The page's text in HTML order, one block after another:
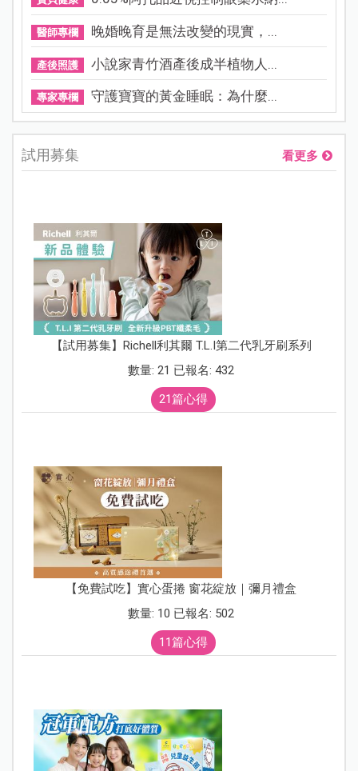
醫師專欄 晚婚晚育是無法改變的現實，...
產後照護 小說家青竹酒產後成半植物人...
專家專欄 守護寶寶的黃金睡眠：為什麼...
試用募集 看更多
【試用募集】Richell利其爾 T.L.I第二代乳牙刷系列
數量: 21 已報名: 432
21篇心得
【免費試吃】實心蛋捲 窗花綻放｜彌月禮盒
數量: 10 已報名: 502
11篇心得